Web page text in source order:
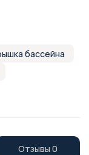
бассейна
Отзывы 0